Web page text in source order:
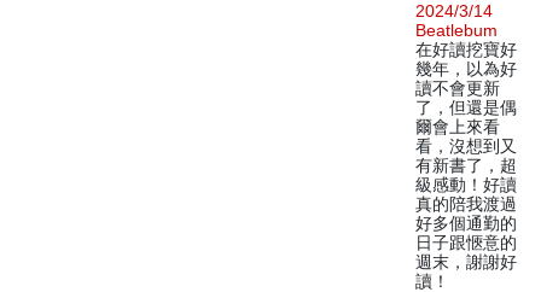
2024/3/14
Beatlebum
在好讀挖寶好
幾年，以為好
讀不會更新
了，但還是偶
爾會上來看
看，沒想到又
有新書了，超
級感動！好讀
真的陪我渡過
好多個通勤的
日子跟愜意的
週末，謝謝好
讀！